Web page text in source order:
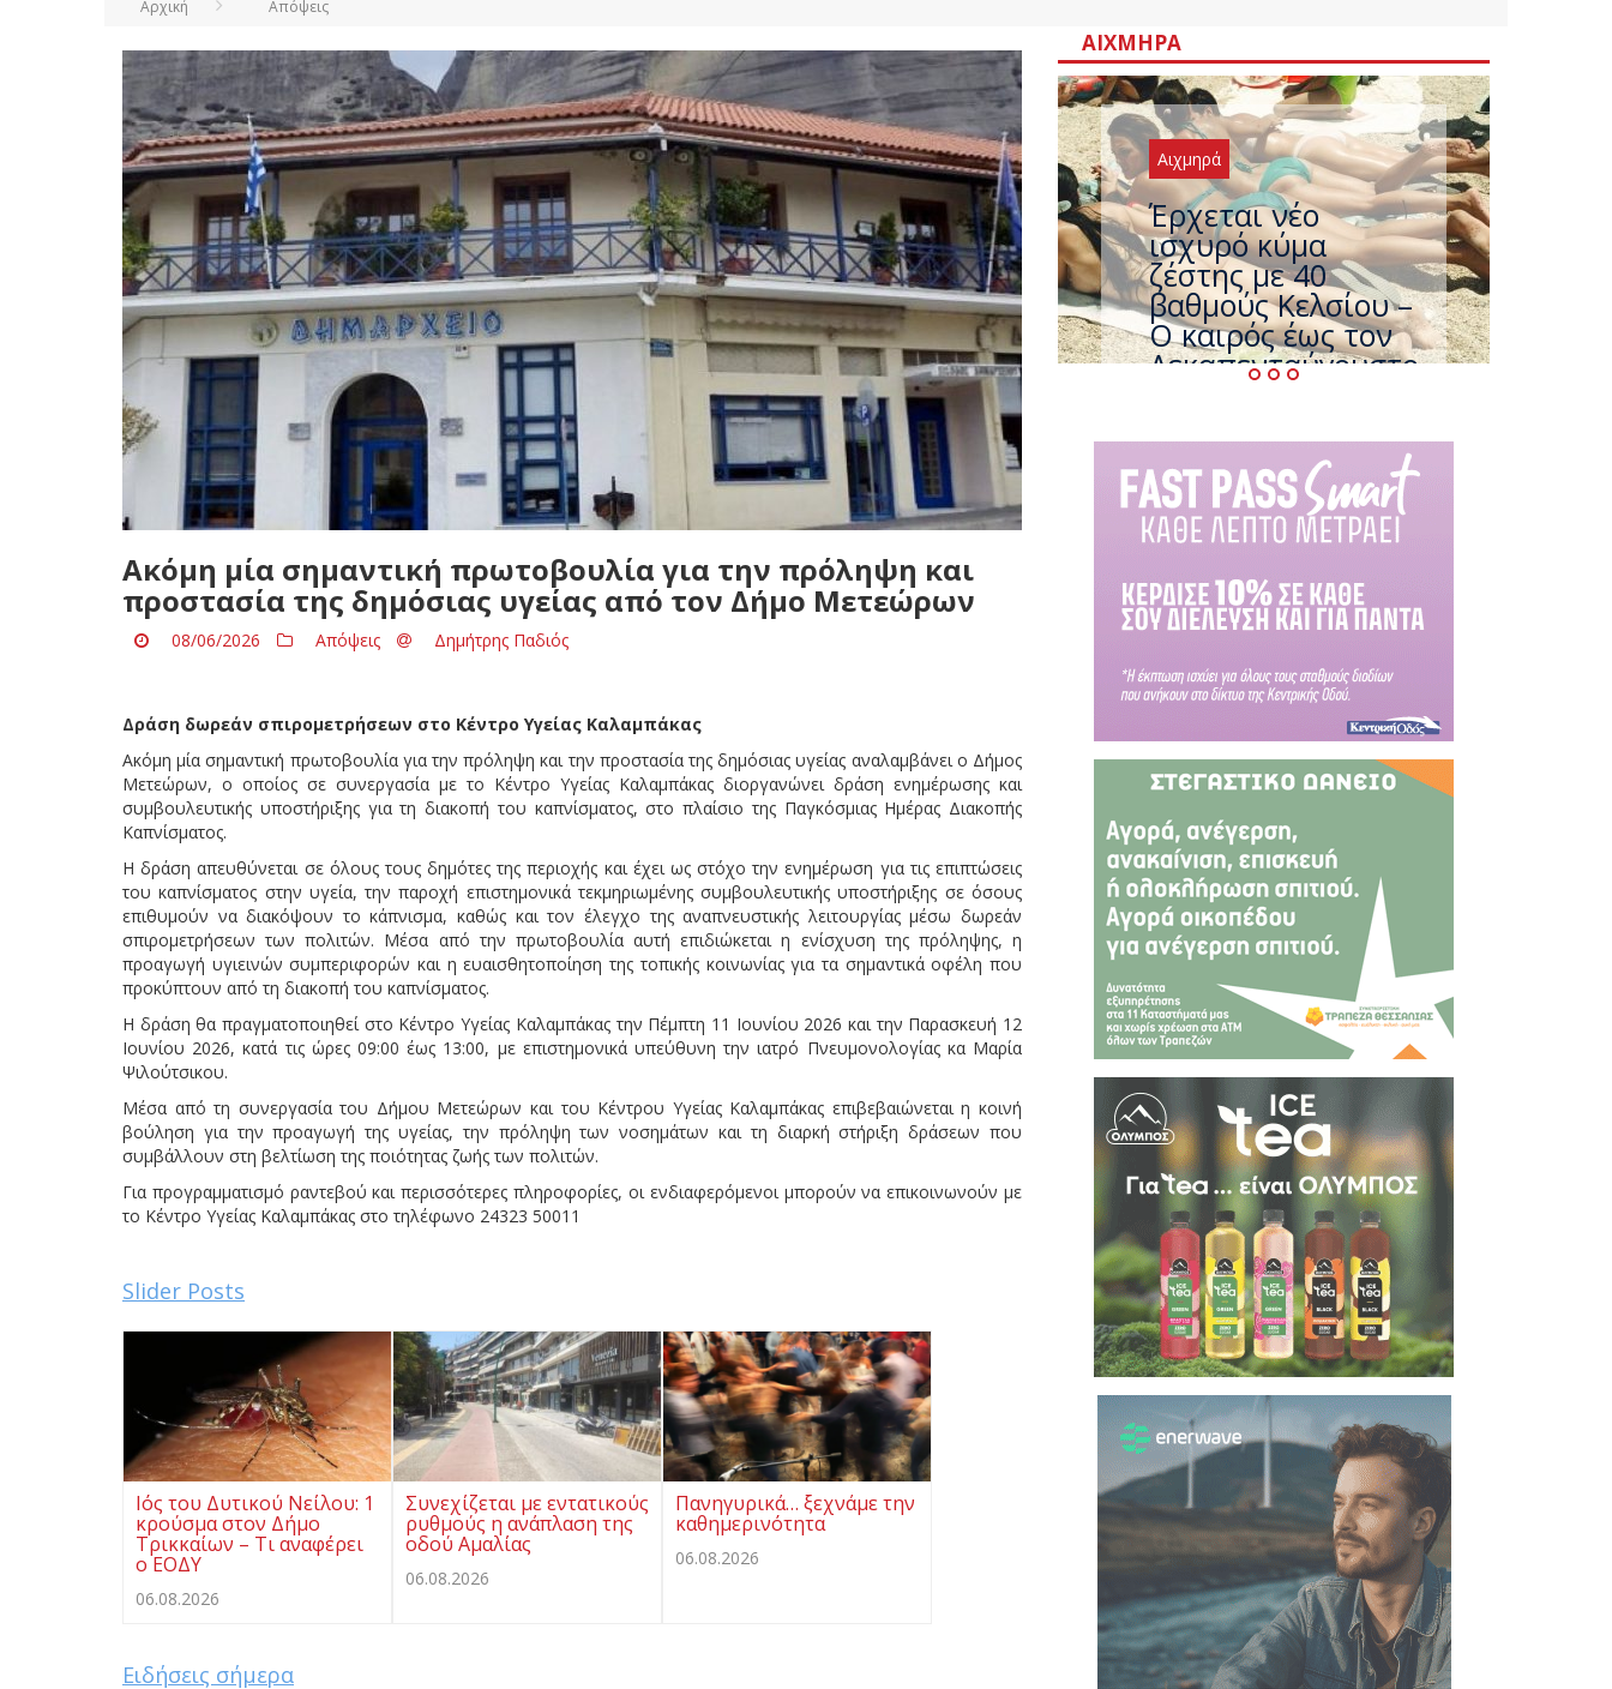
Αρχική Απόψεις
Ακόμη μία σημαντική πρωτοβουλία για την πρόληψη και
προστασία της δημόσιας υγείας από τον Δήμο Μετεώρων
08/06/2026 Απόψεις Δημήτρης Παδιός
Δράση δωρεάν σπιρομετρήσεων στο Κέντρο Υγείας Καλαμπάκας
Ακόμη μία σημαντική πρωτοβουλία για την πρόληψη και την προστασία της δημόσιας υγείας αναλαμβάνει ο Δήμος
Μετεώρων, ο οποίος σε συνεργασία με το Κέντρο Υγείας Καλαμπάκας διοργανώνει δράση ενημέρωσης και
συμβουλευτικής υποστήριξης για τη διακοπή του καπνίσματος, στο πλαίσιο της Παγκόσμιας Ημέρας Διακοπής
Καπνίσματος.
Η δράση απευθύνεται σε όλους τους δημότες της περιοχής και έχει ως στόχο την ενημέρωση για τις επιπτώσεις
του καπνίσματος στην υγεία, την παροχή επιστημονικά τεκμηριωμένης συμβουλευτικής υποστήριξης σε όσους
επιθυμούν να διακόψουν το κάπνισμα, καθώς και τον έλεγχο της αναπνευστικής λειτουργίας μέσω δωρεάν
σπιρομετρήσεων των πολιτών. Μέσα από την πρωτοβουλία αυτή επιδιώκεται η ενίσχυση της πρόληψης, η
προαγωγή υγιεινών συμπεριφορών και η ευαισθητοποίηση της τοπικής κοινωνίας για τα σημαντικά οφέλη που
προκύπτουν από τη διακοπή του καπνίσματος.
Η δράση θα πραγματοποιηθεί στο Κέντρο Υγείας Καλαμπάκας την Πέμπτη 11 Ιουνίου 2026 και την Παρασκευή 12
Ιουνίου 2026, κατά τις ώρες 09:00 έως 13:00, με επιστημονικά υπεύθυνη την ιατρό Πνευμονολογίας κα Μαρία
Ψιλούτσικου.
Μέσα από τη συνεργασία του Δήμου Μετεώρων και του Κέντρου Υγείας Καλαμπάκας επιβεβαιώνεται η κοινή
βούληση για την προαγωγή της υγείας, την πρόληψη των νοσημάτων και τη διαρκή στήριξη δράσεων που
συμβάλλουν στη βελτίωση της ποιότητας ζωής των πολιτών.
Για προγραμματισμό ραντεβού και περισσότερες πληροφορίες, οι ενδιαφερόμενοι μπορούν να επικοινωνούν με
το Κέντρο Υγείας Καλαμπάκας στο τηλέφωνο 24323 50011
Slider Posts
Ιός του Δυτικού Νείλου: 1
κρούσμα στον Δήμο
Τρικκαίων – Τι αναφέρει
ο ΕΟΔΥ
06.08.2026
Συνεχίζεται με εντατικούς
ρυθμούς η ανάπλαση της
οδού Αμαλίας
06.08.2026
Πανηγυρικά… ξεχνάμε την
καθημερινότητα
06.08.2026
Ειδήσεις σήμερα
ΑΙΧΜΗΡΆ
Αιχμηρά
Έρχεται νέο
ισχυρό κύμα
ζέστης με 40
βαθμούς Κελσίου –
Ο καιρός έως τον
Δεκαπενταύγουστο